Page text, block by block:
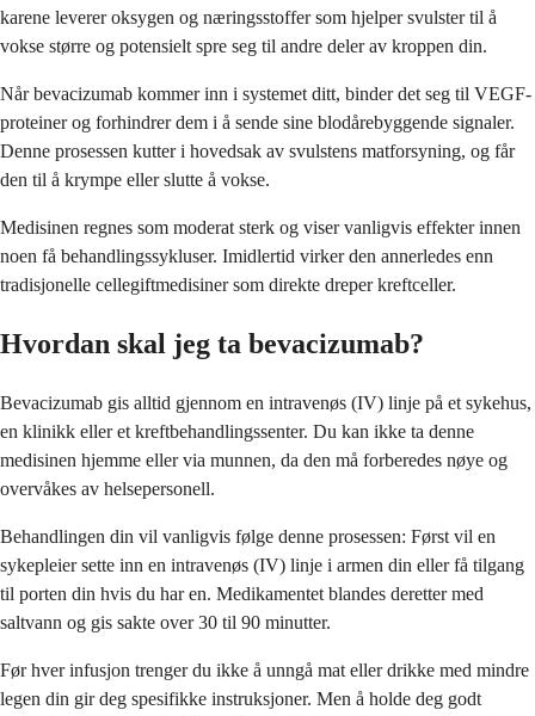
karene leverer oksygen og næringsstoffer som hjelper svulster til å
vokse større og potensielt spre seg til andre deler av kroppen din.
Når bevacizumab kommer inn i systemet ditt, binder det seg til VEGF-
proteiner og forhindrer dem i å sende sine blodårebyggende signaler.
Denne prosessen kutter i hovedsak av svulstens matforsyning, og får
den til å krympe eller slutte å vokse.
Medisinen regnes som moderat sterk og viser vanligvis effekter innen
noen få behandlingssykluser. Imidlertid virker den annerledes enn
tradisjonelle cellegiftmedisiner som direkte dreper kreftceller.
Hvordan skal jeg ta bevacizumab?
Bevacizumab gis alltid gjennom en intravenøs (IV) linje på et sykehus,
en klinikk eller et kreftbehandlingssenter. Du kan ikke ta denne
medisinen hjemme eller via munnen, da den må forberedes nøye og
overvåkes av helsepersonell.
Behandlingen din vil vanligvis følge denne prosessen: Først vil en
sykepleier sette inn en intravenøs (IV) linje i armen din eller få tilgang
til porten din hvis du har en. Medikamentet blandes deretter med
saltvann og gis sakte over 30 til 90 minutter.
Før hver infusjon trenger du ikke å unngå mat eller drikke med mindre
legen din gir deg spesifikke instruksjoner. Men å holde deg godt